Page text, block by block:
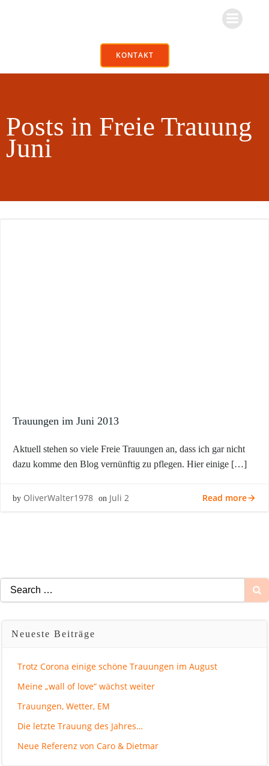
KONTAKT
Posts in Freie Trauung
Juni
Trauungen im Juni 2013
Aktuell stehen so viele Freie Trauungen an, dass ich gar nicht
dazu komme den Blog vernünftig zu pflegen. Hier einige […]
by OliverWalter1978 on Juli 2 Read more
Search
for:
Neueste Beiträge
Trotz Corona einige schöne Trauungen im August
Meine „wall of love“ wächst weiter
Trauungen, Wetter, EM
Die letzte Trauung des Jahres…
Neue Referenz von Caro & Dietmar